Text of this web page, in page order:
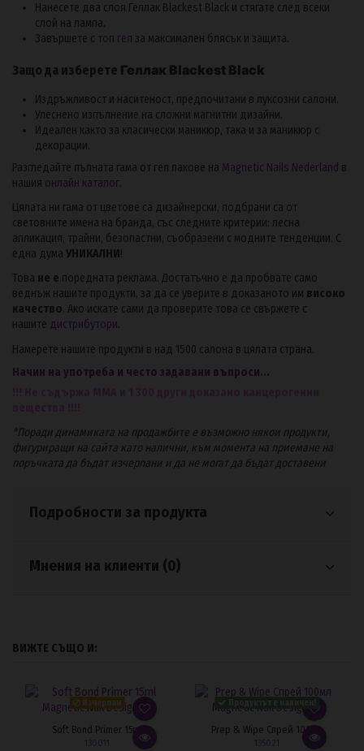
Нанесете два слоя Геллак Blackest Black и стягате след всеки
слой на лампа.
Завършете с топ гел за максимален блясък и защита.
Защо да изберете Геллак Blackest Black
Издръжливост и наситеност, предпочитани в луксозни салони.
Улеснено изпълнение на сложни магнитни дизайни.
Идеален както за класически маникюр, така и за маникюр с
декорации.
Разгледайте пълната гама от гел лакове на Magnetic Nails Nederland в
нашия онлайн каталог.
Цялата ни гама от цветове са дизайнерски, подбрани са от
световните имена на бранда, със следните критерии: лесна
апликация, трайни, безопастни, съобразени с модните тенденции. С
една дума УНИКАЛНИ!
Това не е поредната реклама. Достатъчно е да пробвате само
веднъж нашите продукти, за да се уверите в доказаното им високо
качество. Ако искате сами да проверите това се свържете с
нашите дистрибутори.
Намерете нашите продукти в над 1500 салона в цялата страна.
Начин на употреба и често задавани въпроси...
*Поради динамиката на продажбите е възможно някои продукти,
фигуриращи на сайта като налични, към момента на приемане на
поръчката да бъдат изчерпани и да не могат да бъдат доставени
Подробности за продукта
Мнения на клиенти (0)
ВИЖТЕ СЪЩО И:
Изчерпан
Soft Bond Primer 15ml Prep & Wipe Спрей 100мл